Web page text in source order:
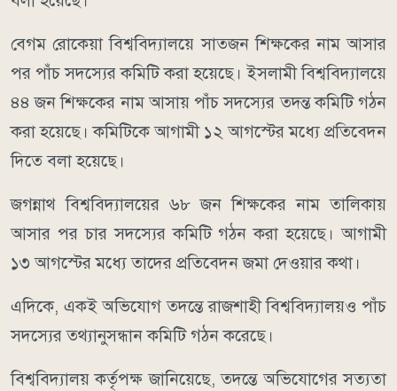
বেগম রোকেয়া বিশ্ববিদ্যালয়ে সাতজন শিক্ষকের নাম আসার
পর পাঁচ সদস্যের কমিটি করা হয়েছে। ইসলামী বিশ্ববিদ্যালয়ে
৪৪ জন শিক্ষকের নাম আসায় পাঁচ সদস্যের তদন্ত কমিটি গঠন
করা হয়েছে। কমিটিকে আগামী ১২ আগস্টের মধ্যে প্রতিবেদন
দিতে বলা হয়েছে।
জগন্নাথ বিশ্ববিদ্যালয়ের ৬৮ জন শিক্ষকের নাম তালিকায়
আসার পর চার সদস্যের কমিটি গঠন করা হয়েছে। আগামী
১৩ আগস্টের মধ্যে তাদের প্রতিবেদন জমা দেওয়ার কথা।
এদিকে, একই অভিযোগ তদন্তে রাজশাহী বিশ্ববিদ্যালয়ও পাঁচ
সদস্যের তথ্যানুসন্ধান কমিটি গঠন করেছে।
বিশ্ববিদ্যালয় কর্তৃপক্ষ জানিয়েছে, তদন্তে অভিযোগের সত্যতা